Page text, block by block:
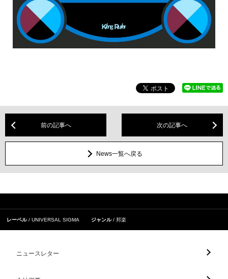
前の記事へ 次の記事へ
News一覧へ戻る
レーベル UNIVERSAL SIGMA ジャンル 邦楽
ニュースレター